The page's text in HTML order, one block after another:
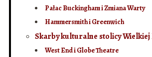
Pałac Buckingham i Zmiana Warty
Hammersmith i Greenwich
Skarby kulturalne stolicy
West End i Globe Theatre